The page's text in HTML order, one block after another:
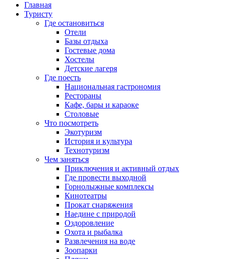
Главная
Туристу
Где остановиться
Отели
Базы отдыха
Гостевые дома
Хостелы
Детские лагеря
Где поесть
Национальная гастрономия
Рестораны
Кафе, бары и караоке
Столовые
Что посмотреть
Экотуризм
История и культура
Технотуризм
Чем заняться
Приключения и активный отдых
Где провести выходной
Горнолыжные комплексы
Кинотеатры
Прокат снаряжения
Наедине с природой
Оздоровление
Охота и рыбалка
Развлечения на воде
Зоопарки